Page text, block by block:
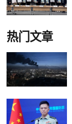
热门文章